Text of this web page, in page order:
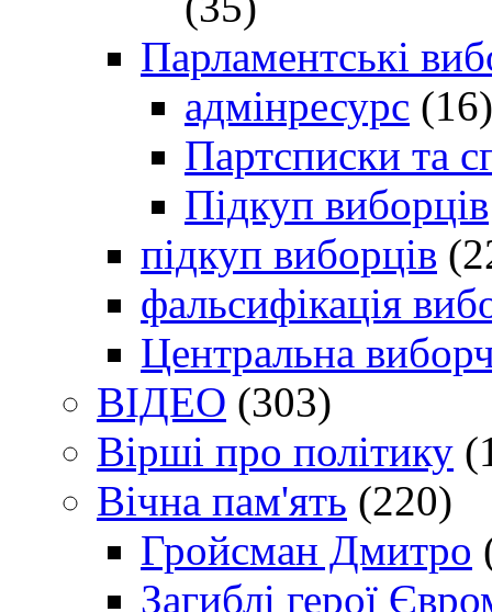
Парламентські
адмінресурс (16)
Партсписки та
Підкуп виборців
підкуп виборців
фальсифікація
Центральна
ВІДЕО (303)
Вірші про політику
Вічна пам'ять (220)
Гройсман Дмитро
Загиблі герої